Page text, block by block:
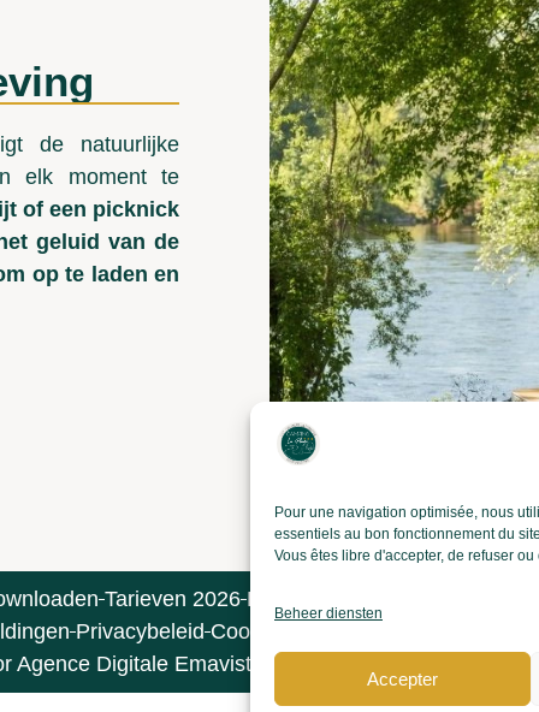
Pour une navigation optimisée, nous
essentiels au bon fonctionnement du
Vous êtes libre d'accepter, de refuser
Beheer diensten
Accepter
de natuurlijke
elk moment te
of een picknick
geluid van de
op te laden en
Tarieven 2026 Plattegrond van de camping
Privacybeleid Cookies & trackers
Agence Digitale Emavista – Gespecialiseerd in